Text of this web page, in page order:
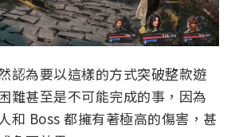
認為要以這樣的方式突破整款遊
難甚至是不可能完成的事，因為
和 Boss 都擁有著極高的傷害，甚